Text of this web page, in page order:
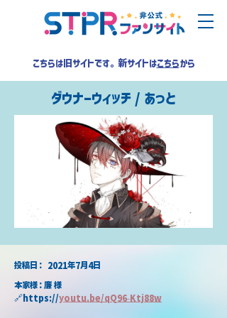
こちらは旧サイトです。新サイトはこちらから
ダウナーウィッチ / あっと
2021年7月4日
​投稿日：
本家様：廉 様
🔗https://youtu.be/qQ96-Ktj88w